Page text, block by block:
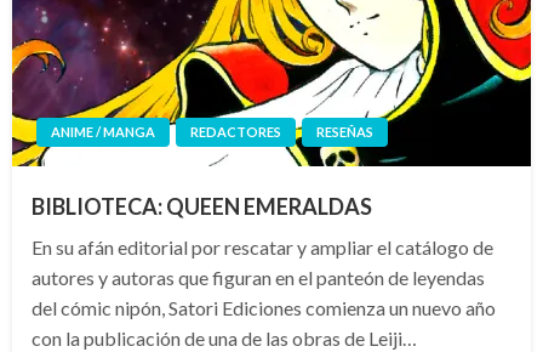
ANIME / MANGA REDACTORES RESEÑAS
BIBLIOTECA: QUEEN EMERALDAS
En su afán editorial por rescatar y ampliar el catálogo de
autores y autoras que figuran en el panteón de leyendas
del cómic nipón, Satori Ediciones comienza un nuevo año
con la publicación de una de las obras de Leiji…